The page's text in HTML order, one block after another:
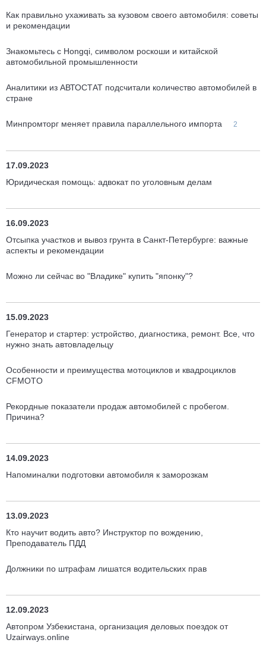
Как правильно ухаживать за кузовом своего автомобиля: советы
и рекомендации
Знакомьтесь с Hongqi, символом роскоши и китайской
автомобильной промышленности
Аналитики из АВТОСТАТ подсчитали количество автомобилей в
стране
Минпромторг меняет правила параллельного импорта 2
17.09.2023
Юридическая помощь: адвокат по уголовным делам
16.09.2023
Отсыпка участков и вывоз грунта в Санкт-Петербурге: важные
аспекты и рекомендации
Можно ли сейчас во "Владике" купить "японку"?
15.09.2023
Генератор и стартер: устройство, диагностика, ремонт. Все, что
нужно знать автовладельцу
Особенности и преимущества мотоциклов и квадроциклов
CFMOTO
Рекордные показатели продаж автомобилей с пробегом.
Причина?
14.09.2023
Напоминалки подготовки автомобиля к заморозкам
13.09.2023
Кто научит водить авто? Инструктор по вождению,
Преподаватель ПДД
Должники по штрафам лишатся водительских прав
12.09.2023
Автопром Узбекистана, организация деловых поездок от
Uzairways.online